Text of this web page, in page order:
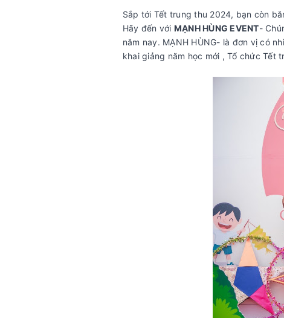
Sắp tới Tết trung thu 2024, bạn còn
Hãy đến với MẠNH HÙNG EVENT-
năm nay. MẠNH HÙNG- là đơn vị có
khai giảng năm học mới , Tổ chức Tết